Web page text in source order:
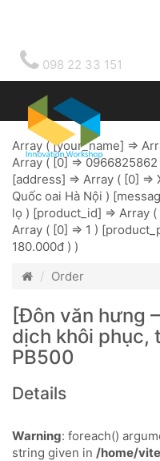
098 22 33 151
Array ( [your_name] =>
Array ( [0] =>
[address] => Array ( [0]
Quốc oai Hà Nội )
lọ ) [product_id] => Array
Array ( [0] => 1 )
180.000đ ) )
Order
[Đôn văn hưng
dịch khôi phục,
PB500
Details
Warning: foreach()
string given in /home/